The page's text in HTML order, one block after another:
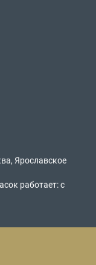
Ярославское
работает: с